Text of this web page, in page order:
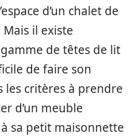
d’un chalet de
il existe
de têtes de lit
de faire son
les critères à prendre
d’un meuble
sa petit maisonnette